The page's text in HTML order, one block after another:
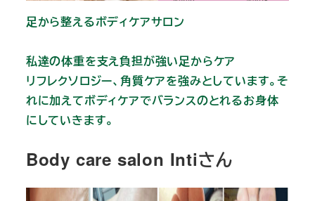
足から整えるボディケアサロン
私達の体重を支え負担が強い足からケア
リフレクソロジー、角質ケアを強みとしています。そ
れに加えてボディケアでバランスのとれるお身体
にしていきます。
Body care salon Intiさん